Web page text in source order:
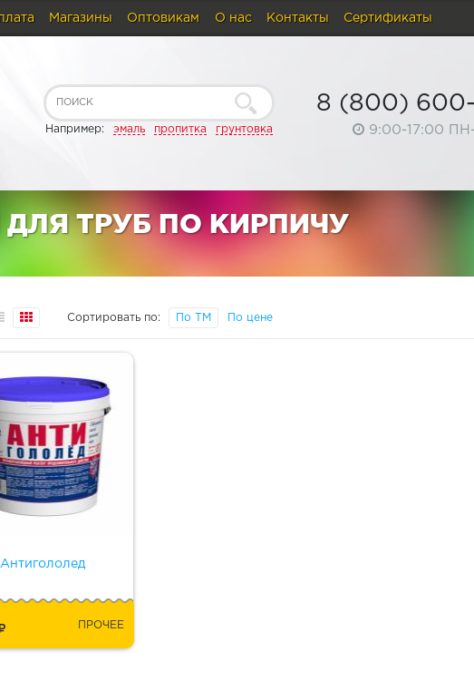
Магазины Оптовикам О нас Контакты Сертификаты
Например: эмаль пропитка грунтовка
8 (800) 600-
9:00-17:00
ТРУБ ПО КИРПИЧУ
Сортировать по: По ТМ По цене
Антигололед
ПРОЧЕЕ